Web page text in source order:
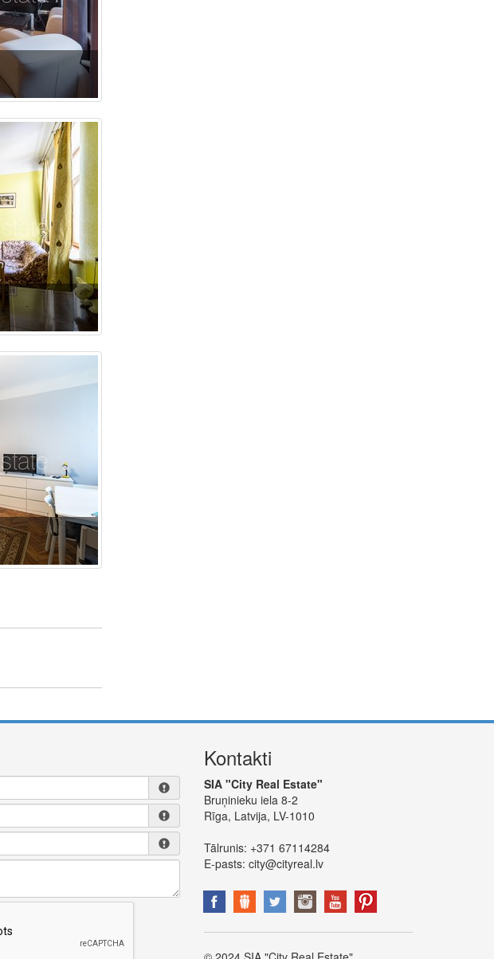
Kontakti
SIA "City Real Estate"
Bruņinieku iela 8-2
Rīga, Latvija, LV-1010
Tālrunis: +371 67114284
E-pasts: city@cityreal.lv